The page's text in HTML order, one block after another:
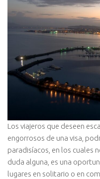
Los viajeros que deseen
engorrosos de una visa,
paradisíacos, en los cuales
duda alguna, es una
lugares en solitario o en